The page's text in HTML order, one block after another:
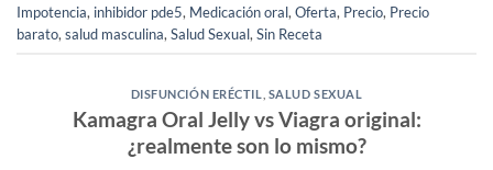
Impotencia, inhibidor pde5, Medicación oral, Oferta, Precio, Precio
barato, salud masculina, Salud Sexual, Sin Receta
DISFUNCIÓN ERÉCTIL SALUD SEXUAL
Kamagra Oral Jelly vs Viagra original:
¿realmente son lo mismo?